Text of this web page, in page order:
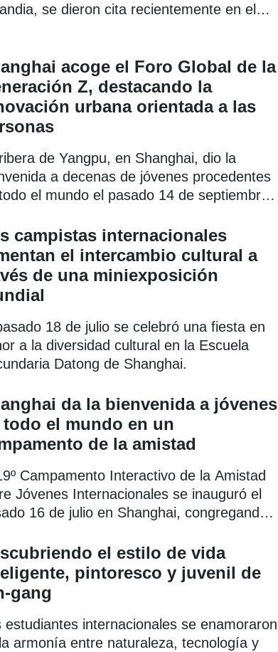
se dieron cita recientemente en el
participar en el 19º Festival Cultural
transformando el campus en una
"Mini Expo" cosmopolita.
acoge el Foro Global de la
Z, destacando la
urbana orientada a las
de Yangpu, en Shanghai, dio la
a decenas de jóvenes procedentes
el mundo el pasado 14 de septiembre,
Z sobre la Coexistencia
en Ciudades Orientadas a las
campistas internacionales
el intercambio cultural a
de una miniexposición
18 de julio se celebró una fiesta en
a la diversidad cultural en la Escuela
Datong de Shanghai.
da la bienvenida a jóvenes
todo el mundo en un
de la amistad
Campamento Interactivo de la Amistad
Jóvenes Internacionales se inauguró el
16 de julio en Shanghai, congregando
el estilo de vida
pintoresco y juvenil de
gang
estudiantes internacionales se enamoraron
armonía entre naturaleza, tecnología y